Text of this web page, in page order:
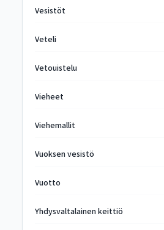
Vesistöt
Veteli
Vetouistelu
Vieheet
Viehemallit
Vuoksen vesistö
Vuotto
Yhdysvaltalainen keittiö